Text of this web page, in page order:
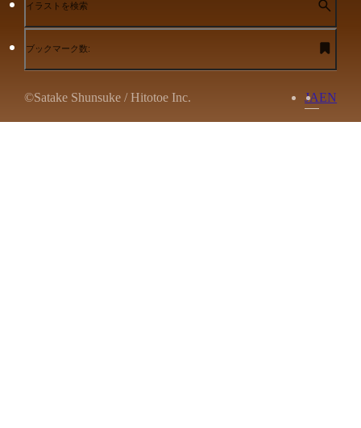
イラストを検索
ブックマーク数:
©Satake Shunsuke / Hitotoe Inc. JAEN